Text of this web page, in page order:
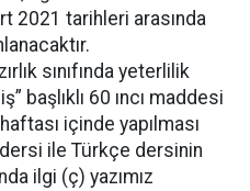
2021 tarihleri arasında
sınıfında yeterlilik
başlıklı 60 ıncı maddesi
içinde yapılması
ile Türkçe dersinin
ilgi (ç) yazımız